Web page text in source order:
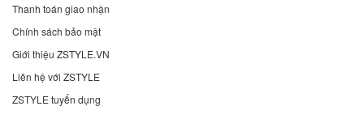
Thanh toán giao nhận
Chính sách bảo mật
Giới thiệu ZSTYLE.VN
Liên hệ với ZSTYLE
ZSTYLE tuyển dụng